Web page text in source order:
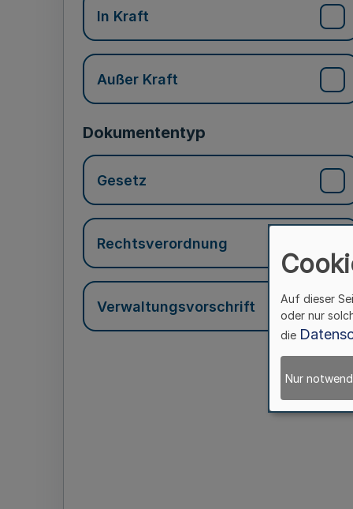
In Kraft
Außer Kraft
Dokumententyp
Gesetz
Rechtsverordnung
Verwaltungsvorschrift
Auf dieser
oder nur
die
Nur